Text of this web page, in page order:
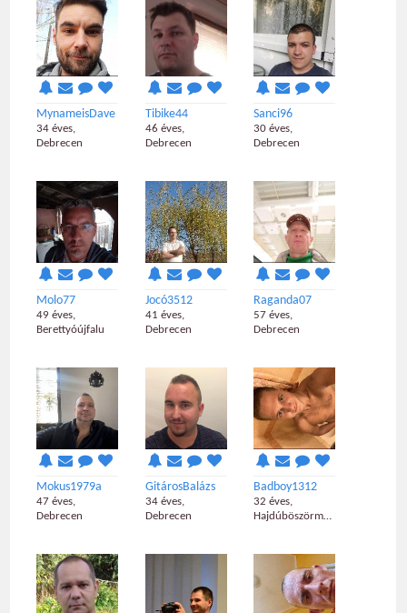
MynameisDave
34 éves,
Debrecen
Tibike44
46 éves,
Debrecen
Sanci96
30 éves,
Debrecen
Molo77
49 éves,
Berettyóújfalu
Jocó3512
41 éves,
Debrecen
Raganda07
57 éves,
Debrecen
Mokus1979a
47 éves,
Debrecen
GitárosBalázs
34 éves,
Debrecen
Badboy1312
32 éves,
Hajdúböszörmény